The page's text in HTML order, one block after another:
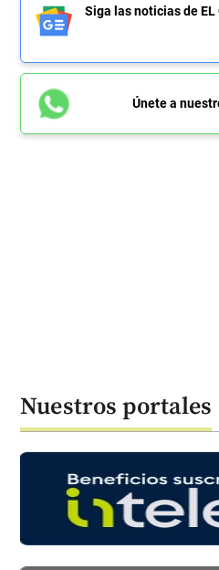
Siga las noticias de EL
Únete a
Nuestros portales